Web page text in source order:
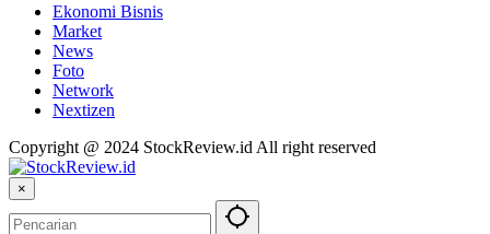
Ekonomi Bisnis
Market
News
Foto
Network
Nextizen
Copyright @ 2024 StockReview.id All right reserved
×